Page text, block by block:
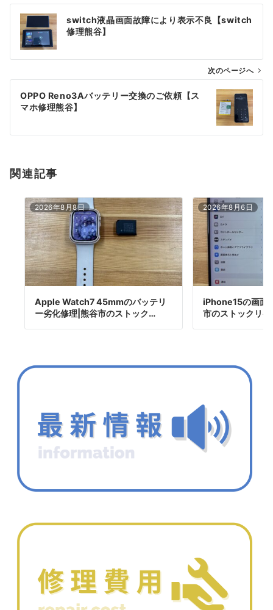
ン
switch液晶画面故障により表示不良【switch
修理熊谷】
次のページへ
OPPO Reno3Aバッテリー交換のご依頼【ス
マホ修理熊谷】
関連記事
2026年8月8日
Apple Watch7 45mmのバッテリ
ー劣化修理|熊谷市のストック…
2026年8月6日
iPhone15の画面
市のストックリペ